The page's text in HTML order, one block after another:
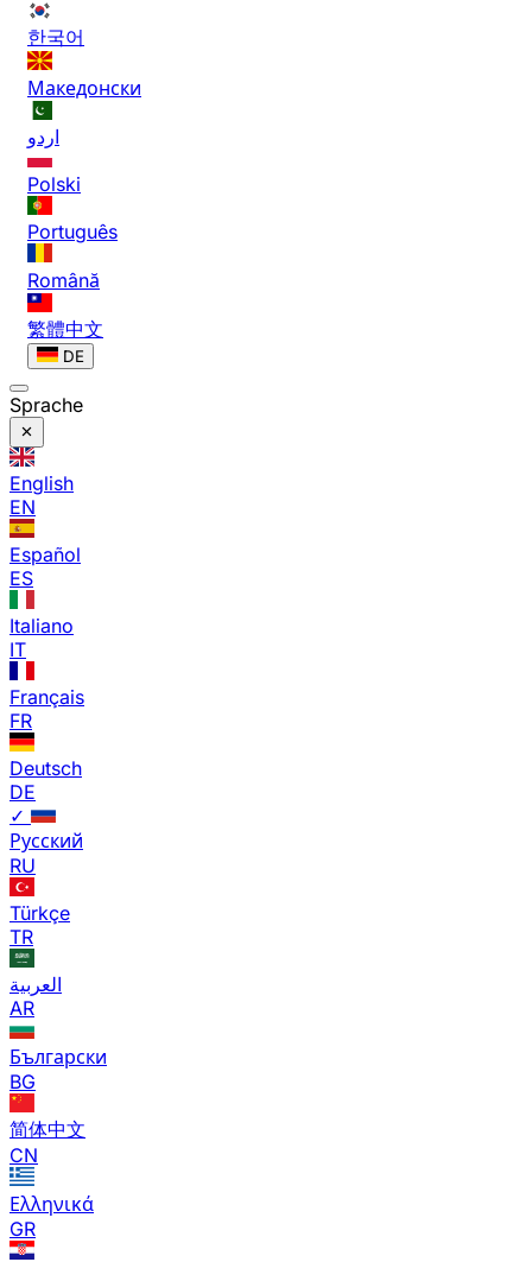
한국어
Македонски
اردو
Polski
Português
Română
繁體中文
DE
Sprache
English
EN
Español
ES
Italiano
IT
Français
FR
Deutsch
DE
✓
Русский
RU
Türkçe
TR
العربية
AR
Български
BG
简体中文
CN
Ελληνικά
GR